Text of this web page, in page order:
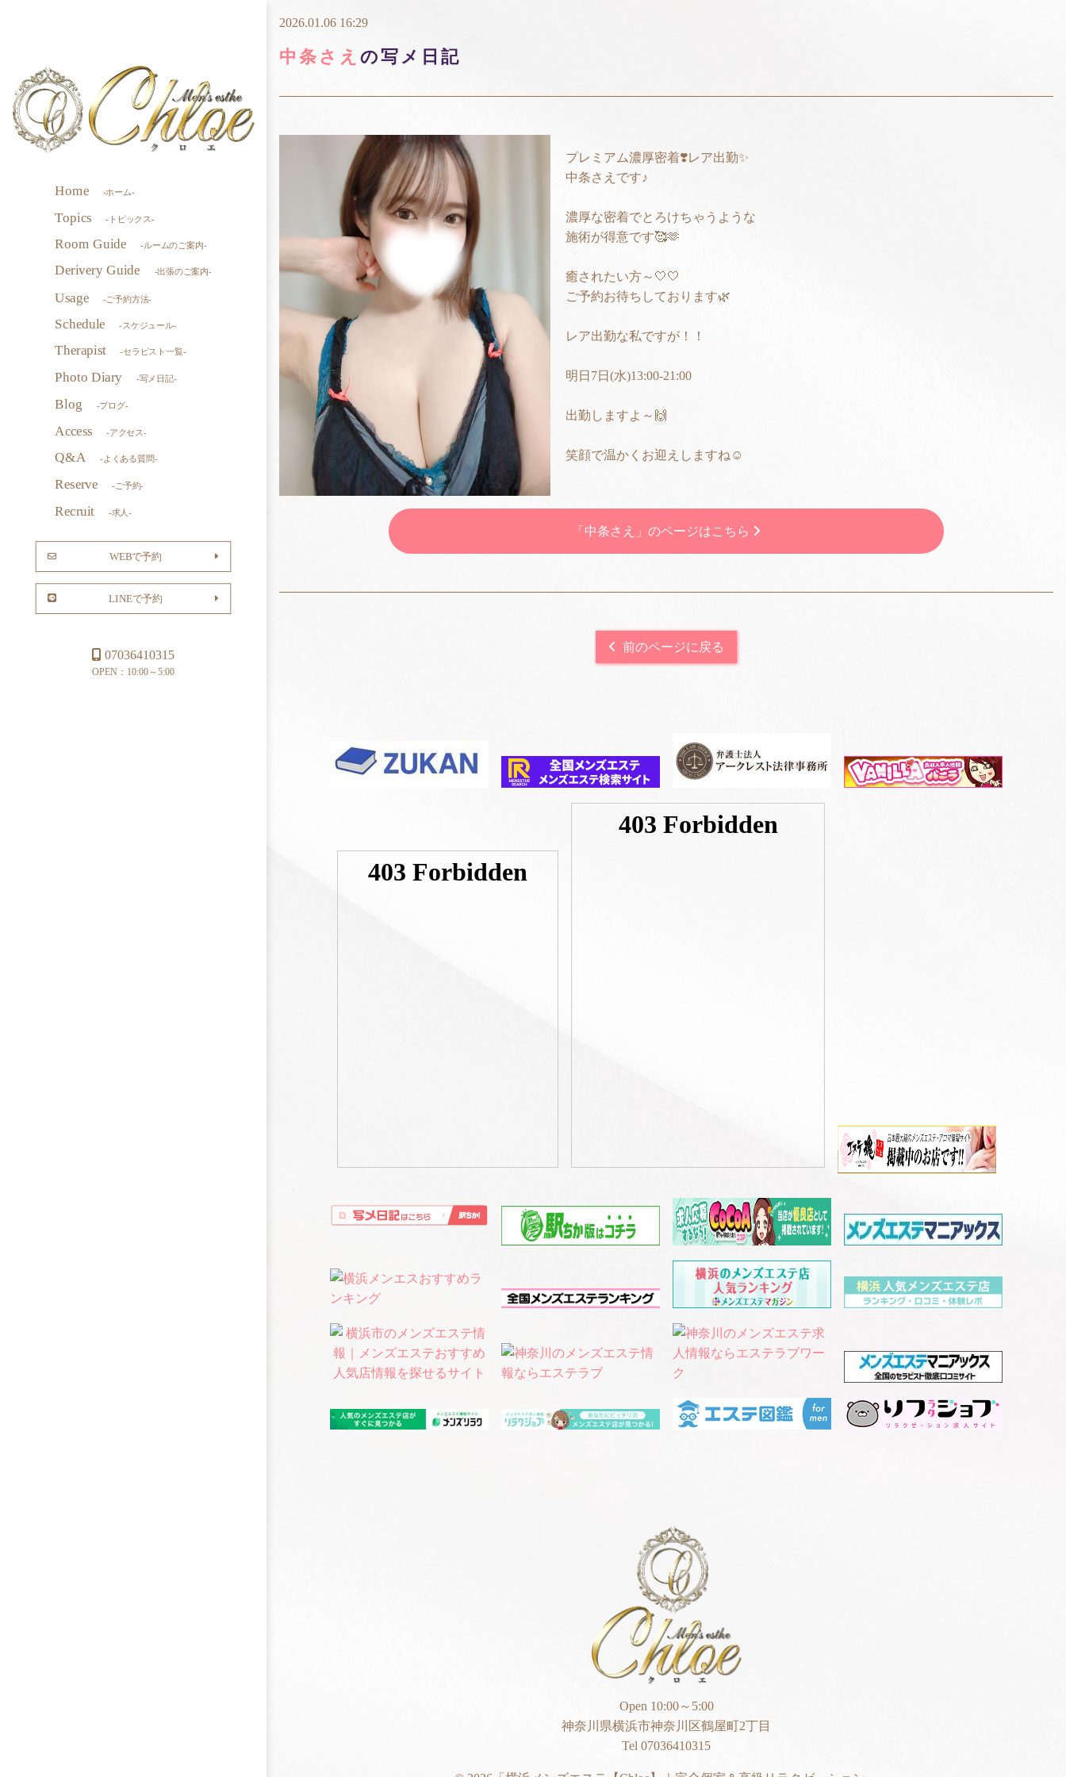
Home -ホーム-
Topics -トピックス-
Room Guide -ルームのご案内-
Derivery Guide -出張のご案内-
Usage -ご予約方法-
Schedule -スケジュール-
Therapist -セラピスト一覧-
Photo Diary -写メ日記-
Blog -ブログ-
Access -アクセス-
Q&A -よくある質問-
Reserve -ご予約-
Recruit -求人-
WEBで予約
LINEで予約
07036410315
OPEN：10:00～5:00
2026.01.06 16:29
中条さえ の写メ日記
プレミアム濃厚密着❣️レア出勤✨
中条さえです♪
濃厚な密着でとろけちゃうような
施術が得意です🥰🫶
癒されたい方～🤍🤍
ご予約お待ちしております🌿‬
レア出勤な私ですが！！
明日7日(水)13:00-21:00
出勤しますよ～🙌
笑顔で温かくお迎えしますね☺️
「中条さえ」のページはこちら
前のページに戻る
Open 10:00～5:00
神奈川県横浜市神奈川区鶴屋町2丁目
Tel 07036410315